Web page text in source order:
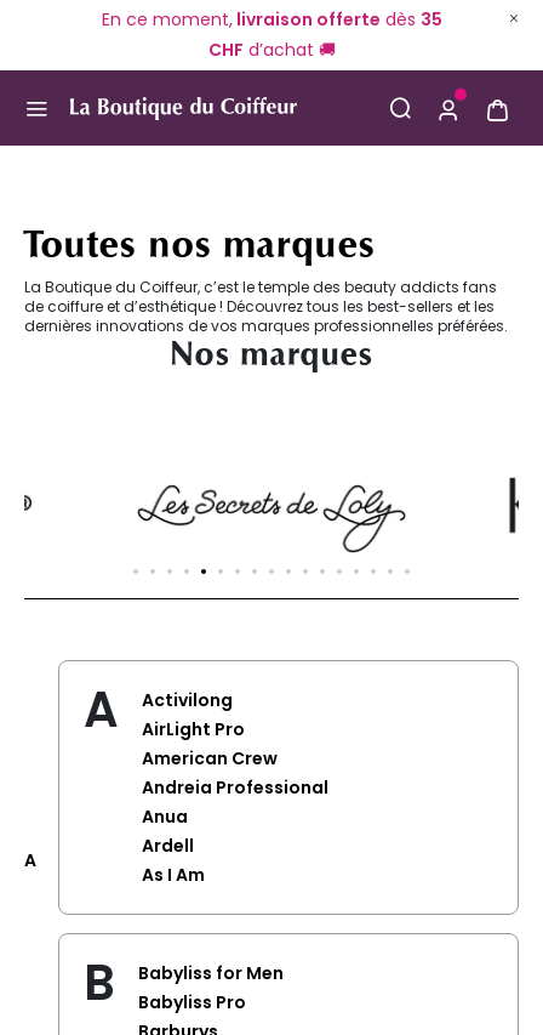
En ce moment,livraison offerte dès 35
CHF d’achat 🚚
Toutes nos marques
La Boutique du Coiffeur, c’est le temple des beauty addicts fans
de coiffure et d’esthétique ! Découvrez tous les best-sellers et les
dernières innovations de vos marques professionnelles préférées.
Nos marques
A
A
Activilong
AirLight Pro
American Crew
Andreia Professional
Anua
Ardell
As I Am
B
Babyliss for Men
Babyliss Pro